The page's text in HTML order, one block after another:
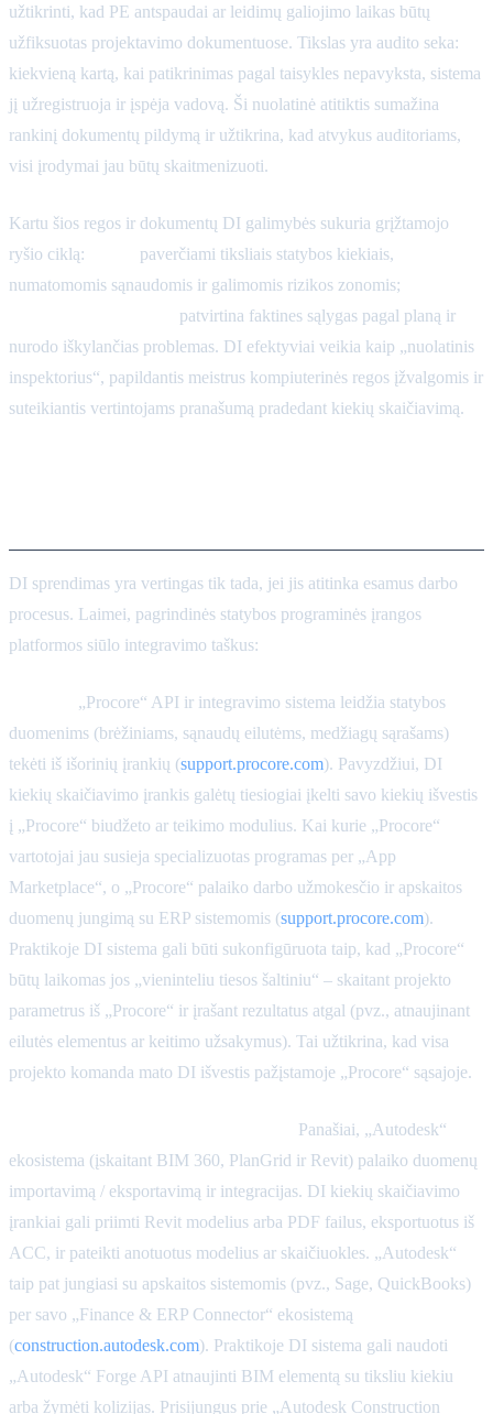
užtikrinti, kad PE antspaudai ar leidimų galiojimo laikas būtų
užfiksuotas projektavimo dokumentuose. Tikslas yra audito seka:
kiekvieną kartą, kai patikrinimas pagal taisykles nepavyksta, sistema
jį užregistruoja ir įspėja vadovą. Ši nuolatinė atitiktis sumažina
rankinį dokumentų pildymą ir užtikrina, kad atvykus auditoriams,
visi įrodymai jau būtų skaitmenizuoti.
Kartu šios regos ir dokumentų DI galimybės sukuria grįžtamojo
ryšio ciklą:
paverčiami tiksliais statybos kiekiais,
numatomomis sąnaudomis ir galimomis rizikos zonomis;
patvirtina faktines sąlygas pagal planą ir
nurodo iškylančias problemas. DI efektyviai veikia kaip „nuolatinis
inspektorius“, papildantis meistrus kompiuterinės regos įžvalgomis ir
suteikiantis vertintojams pranašumą pradedant kiekių skaičiavimą.
DI sprendimas yra vertingas tik tada, jei jis atitinka esamus darbo
procesus. Laimei, pagrindinės statybos programinės įrangos
platformos siūlo integravimo taškus:
„Procore“ API ir integravimo sistema leidžia statybos
duomenims (brėžiniams, sąnaudų eilutėms, medžiagų sąrašams)
tekėti iš išorinių įrankių (support.procore.com). Pavyzdžiui, DI
kiekių skaičiavimo įrankis galėtų tiesiogiai įkelti savo kiekių išvestis
į „Procore“ biudžeto ar teikimo modulius. Kai kurie „Procore“
vartotojai jau susieja specializuotas programas per „App
Marketplace“, o „Procore“ palaiko darbo užmokesčio ir apskaitos
duomenų jungimą su ERP sistemomis (support.procore.com).
Praktikoje DI sistema gali būti sukonfigūruota taip, kad „Procore“
būtų laikomas jos „vieninteliu tiesos šaltiniu“ – skaitant projekto
parametrus iš „Procore“ ir įrašant rezultatus atgal (pvz., atnaujinant
eilutės elementus ar keitimo užsakymus). Tai užtikrina, kad visa
projekto komanda mato DI išvestis pažįstamoje „Procore“ sąsajoje.
Panašiai, „Autodesk“
ekosistema (įskaitant BIM 360, PlanGrid ir Revit) palaiko duomenų
importavimą / eksportavimą ir integracijas. DI kiekių skaičiavimo
įrankiai gali priimti Revit modelius arba PDF failus, eksportuotus iš
ACC, ir pateikti anotuotus modelius ar skaičiuokles. „Autodesk“
taip pat jungiasi su apskaitos sistemomis (pvz., Sage, QuickBooks)
per savo „Finance & ERP Connector“ ekosistemą
(construction.autodesk.com). Praktikoje DI sistema gali naudoti
„Autodesk“ Forge API atnaujinti BIM elementą su tiksliu kiekiu
arba žymėti kolizijas. Prisijungus prie „Autodesk Construction